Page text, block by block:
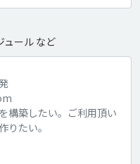
ール など